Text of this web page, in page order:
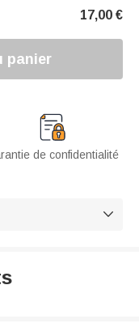
17,00 €
panier
de confidentialité
